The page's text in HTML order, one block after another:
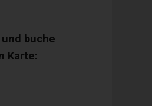
buche
Karte: